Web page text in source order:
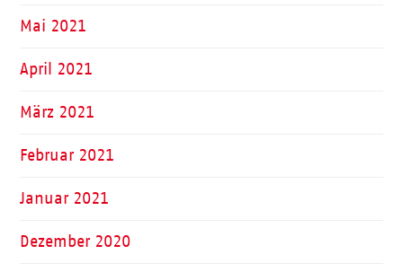
Mai 2021
April 2021
März 2021
Februar 2021
Januar 2021
Dezember 2020